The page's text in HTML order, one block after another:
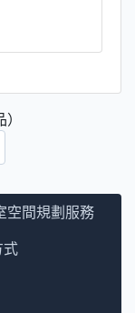
空間規劃服務
式